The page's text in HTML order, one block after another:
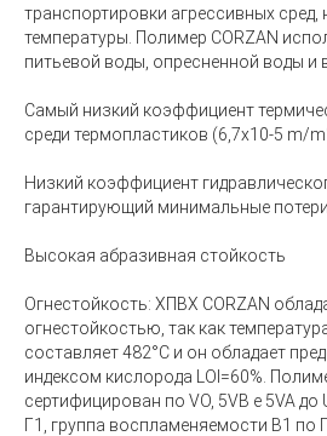
транспортировки агрессивных сред,
температуры. Полимер CORZAN
питьевой воды, опресненной воды и
Самый низкий коэффициент
среди термопластиков (6 ,7х10-5 m/
Низкий коэффициент
гарантирующий минимальные
Высокая абразивная стойкость
Огнестойкость: ХПВХ CORZAN
огнестойкостью, так как
составляет 482°C и он обладает
индексом кислорода LOI=60%.
сертифицирован по VO, 5VB e 5VA до
Г1, группа воспламеняемости В1 по